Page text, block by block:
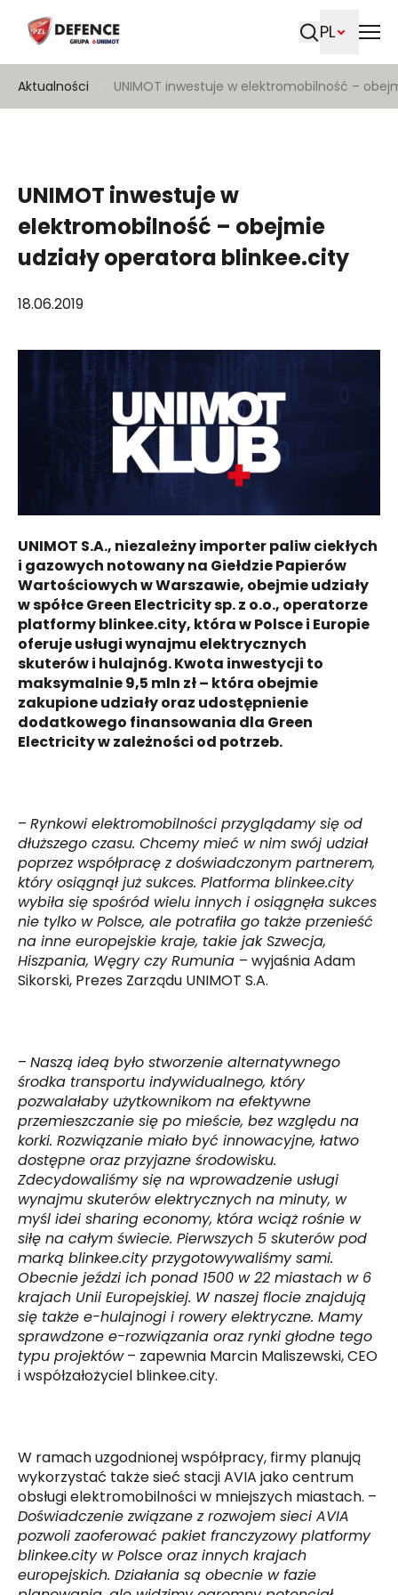
PL
Aktualności UNIMOT inwestuje w elektromobilność –
UNIMOT inwestuje w
elektromobilność – obejmie
udziały operatora blinkee.city
18.06.2019
UNIMOT S.A., niezależny importer paliw ciekłych
i gazowych notowany na Giełdzie Papierów
Wartościowych w Warszawie, obejmie udziały
w spółce Green Electricity sp. z o.o., operatorze
platformy blinkee.city, która w Polsce i Europie
oferuje usługi wynajmu elektrycznych
skuterów i hulajnóg. Kwota inwestycji to
maksymalnie 9,5 mln zł – która obejmie
zakupione udziały oraz udostępnienie
dodatkowego finansowania dla Green
Electricity w zależności od potrzeb.
–Rynkowi elektromobilności przyglądamy się od
dłuższego czasu. Chcemy mieć w nim swój udział
poprzez współpracę z doświadczonym partnerem,
który osiągnął już sukces. Platforma blinkee.city
wybiła się spośród wielu innych i osiągnęła sukces
nie tylko w Polsce, ale potrafiła go także przenieść
na inne europejskie kraje, takie jak Szwecja,
Hiszpania, Węgry czy Rumunia – wyjaśnia Adam
Sikorski, Prezes Zarządu UNIMOT S.A.
–Naszą ideą było stworzenie alternatywnego
środka transportu indywidualnego, który
pozwalałaby użytkownikom na efektywne
przemieszczanie się po mieście, bez względu na
korki. Rozwiązanie miało być innowacyjne, łatwo
dostępne oraz przyjazne środowisku.
Zdecydowaliśmy się na wprowadzenie usługi
wynajmu skuterów elektrycznych na minuty, w
myśl idei sharing economy, która wciąż rośnie w
siłę na całym świecie. Pierwszych 5 skuterów pod
marką blinkee.city przygotowywaliśmy sami.
Obecnie jeździ ich ponad 1500 w 22 miastach w 6
krajach Unii Europejskiej. W naszej flocie znajdują
się także e-hulajnogi i rowery elektryczne. Mamy
sprawdzone e-rozwiązania oraz rynki głodne tego
typu projektów– zapewnia Marcin Maliszewski, CEO
i współzałożyciel blinkee.city.
W ramach uzgodnionej współpracy, firmy planują
wykorzystać także sieć stacji AVIA jako centrum
obsługi elektromobilności w mniejszych miastach. –
Doświadczenie związane z rozwojem sieci AVIA
pozwoli zaoferować pakiet franczyzowy platformy
blinkee.city w Polsce oraz innych krajach
europejskich. Działania są obecnie w fazie